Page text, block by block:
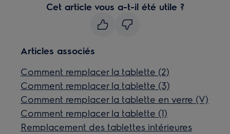
Cet article vous a-t-il été utile ?
Articles associés
Comment remplacer la tablette (2)
Comment remplacer la tablette (3)
Comment remplacer la tablette en verre (V)
Comment remplacer la tablette (1)
Remplacement des tablettes intérieures